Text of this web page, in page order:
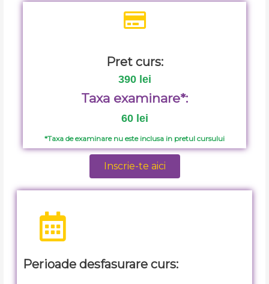
Pret curs:
390 lei
Taxa examinare*:
60 lei
*Taxa de examinare nu este inclusa in pretul cursului
Inscrie-te aici
Perioade desfasurare curs: